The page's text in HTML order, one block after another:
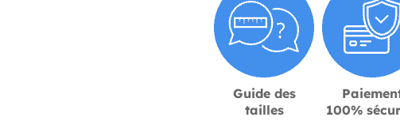
Guide des
tailles
100%